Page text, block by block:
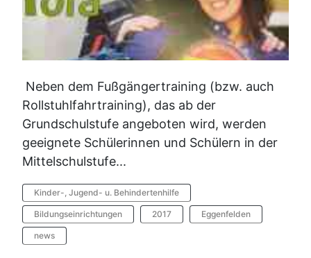
Neben dem Fußgängertraining (bzw. auch
Rollstuhlfahrtraining), das ab der
Grundschulstufe angeboten wird, werden
geeignete Schülerinnen und Schülern in der
Mittelschulstufe...
Kinder-, Jugend- u. Behindertenhilfe
Bildungseinrichtungen 2017 Eggenfelden
news